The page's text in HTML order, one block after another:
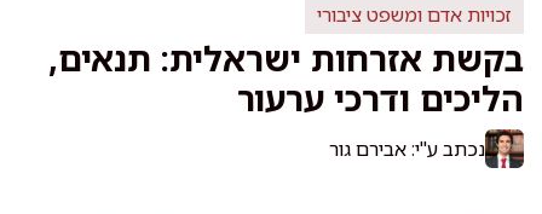
זכויות אדם ומשפט ציבורי
בקשת אזרחות ישראלית: תנאים,
הליכים ודרכי ערעור
נכתב ע"י: אבירם גור